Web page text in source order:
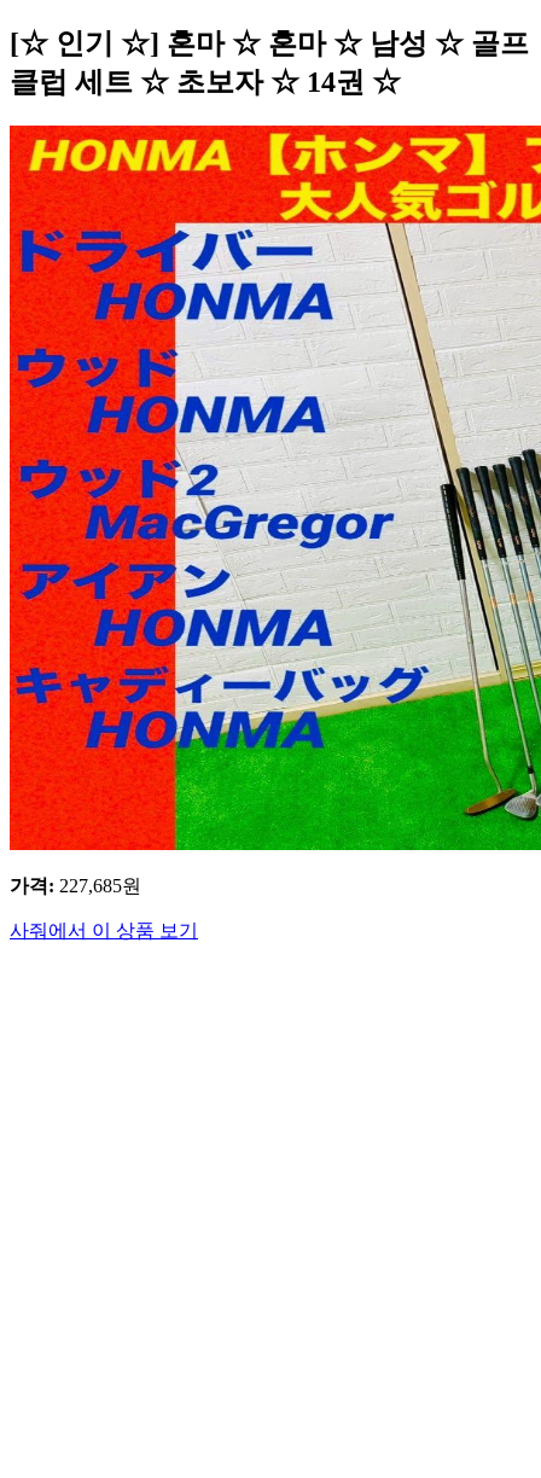
[☆ 인기 ☆] 혼마 ☆ 혼마 ☆ 남성 ☆ 골프
클럽 세트 ☆ 초보자 ☆ 14권 ☆
가격: 227,685원
사줘에서 이 상품 보기